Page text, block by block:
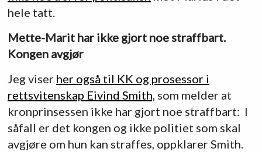
hele tatt.
Mette-Marit har ikke gjort noe straffbart.
Kongen avgjør
Jeg viser her også til KK og prosessor i
rettsvitenskap Eivind Smith, som melder at
kronprinsessen ikke har gjort noe straffbart: I
såfall er det kongen og ikke politiet som skal
avgjøre om hun kan straffes, oppklarer Smith.